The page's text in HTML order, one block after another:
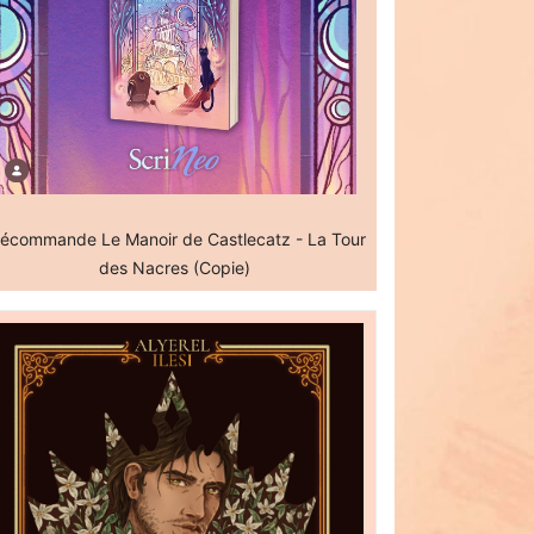
Le Manoir de Castlecatz - La Tour
des Nacres (Copie)